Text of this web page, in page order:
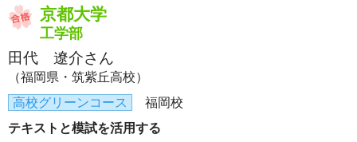
京都大学
工学部
田代 遼介さん
（福岡県・筑紫丘高校）
高校グリーンコース
福岡校
テキストと模試を活用する